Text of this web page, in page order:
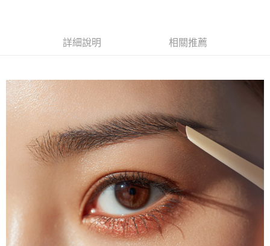
每筆NT$85，滿NT$599(含以上)免運費
每筆NT$85，滿NT$799(含以上)免運費
付款後7-11取貨
每筆NT$85，滿NT$599(含以上)免運費
每筆NT$85，滿NT$599(含以上)免運費
查看運費
詳細說明 相關推薦